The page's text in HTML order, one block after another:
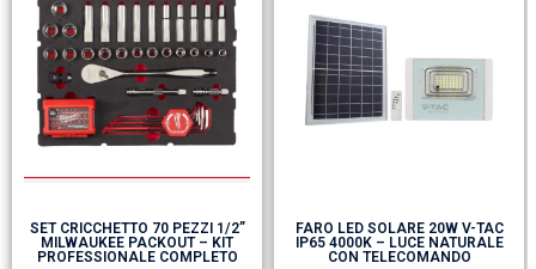
SET CRICCHETTO 70 PEZZI 1/2”
MILWAUKEE PACKOUT – KIT
PROFESSIONALE COMPLETO
FARO LED SOLARE 20W V-TAC
IP65 4000K – LUCE NATURALE
CON TELECOMANDO